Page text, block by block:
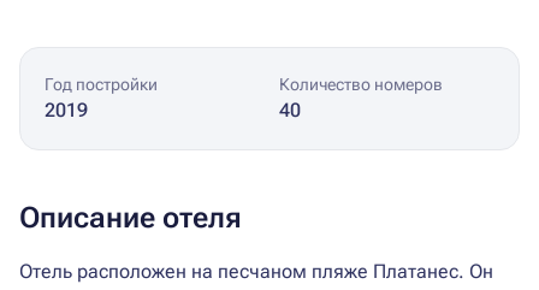
Год постройки
2019
Количество номеров
40
Описание отеля
Отель расположен на песчаном пляже Платанес. Он